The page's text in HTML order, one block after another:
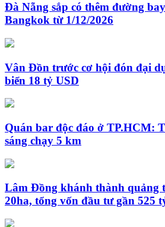
Đà Nẵng sắp có thêm đường
Bangkok từ 1/12/2026
Vân Đồn trước cơ hội đón đại
biển 18 tỷ USD
Quán bar độc đáo ở TP.HCM:
sáng chạy 5 km
Lâm Đồng khánh thành quảng
20ha, tổng vốn đầu tư gần 525